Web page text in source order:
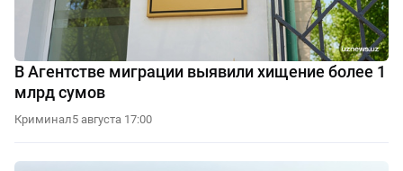
В Агентстве миграции выявили хищение более 1
млрд сумов
Криминал5 августа 17:00